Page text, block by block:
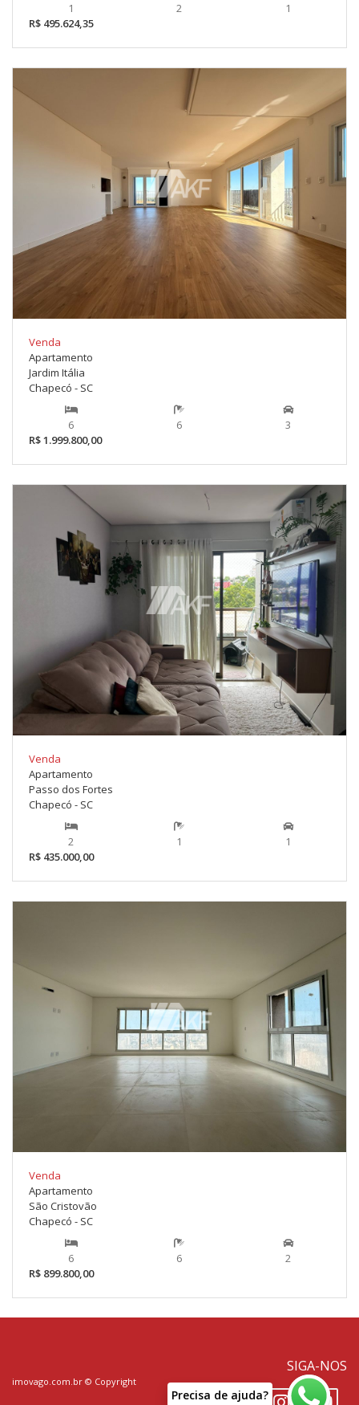
1 2
1
R$ 495.624,35
Venda
Apartamento
Jardim Itália
Chapecó - SC
6 6
3
R$ 1.999.800,00
Venda
Apartamento
Passo dos Fortes
Chapecó - SC
2 1
1
R$ 435.000,00
Venda
Apartamento
São Cristovão
Chapecó - SC
6 6
2
R$ 899.800,00
imovago.com.br © Copyright
SIGA-NOS
Precisa de ajuda?